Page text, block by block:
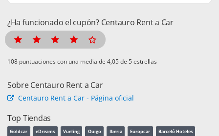
¿Ha funcionado el cupón? Centauro Rent a Car
puntuaciones con una media de de 5 estrellas
Sobre Centauro Rent a Car
Centauro Rent a Car - Página oficial
Top Tiendas
Goldcar eDreams Vueling Ouigo Iberia Europcar Barceló Hoteles